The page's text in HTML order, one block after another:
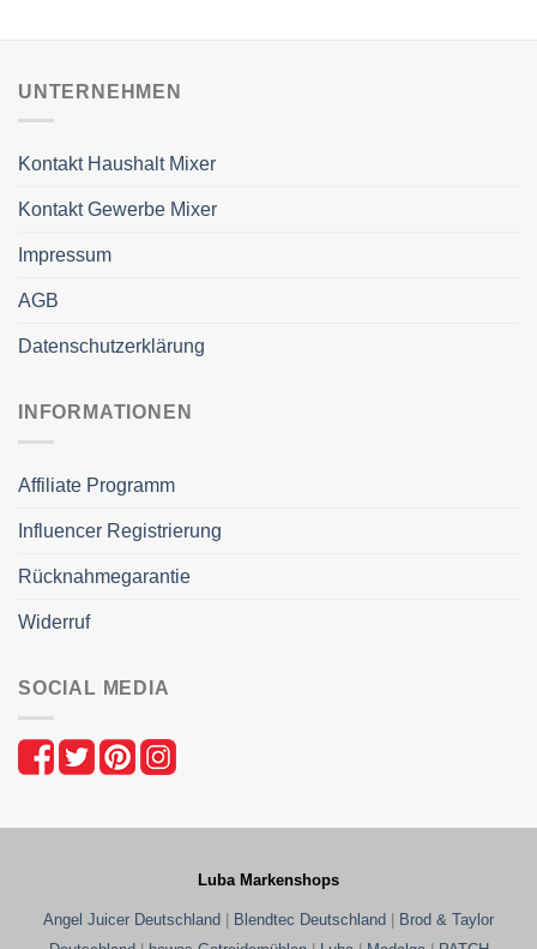
UNTERNEHMEN
Kontakt Haushalt Mixer
Kontakt Gewerbe Mixer
Impressum
AGB
Datenschutzerklärung
INFORMATIONEN
Affiliate Programm
Influencer Registrierung
Rücknahmegarantie
Widerruf
SOCIAL MEDIA
Luba Markenshops
Angel Juicer Deutschland Blendtec Deutschland
Brod & Taylor